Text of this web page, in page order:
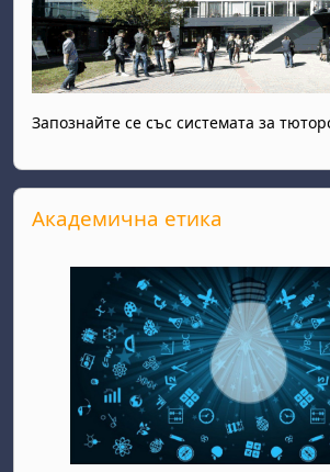
Запознайте се със системата за
Прескочи Академична етика
Академична етика